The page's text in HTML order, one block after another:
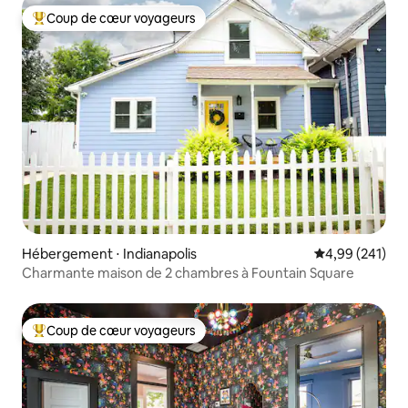
Coups de cœur voyageurs les plus appréciés
Coup de cœur voyageurs
Hébergement ⋅ Indianapolis Évaluation
4,99 (241)
Charmante maison de 2 chambres à Fountain Square
Coups de cœur voyageurs les plus appréciés
Coup de cœur voyageurs